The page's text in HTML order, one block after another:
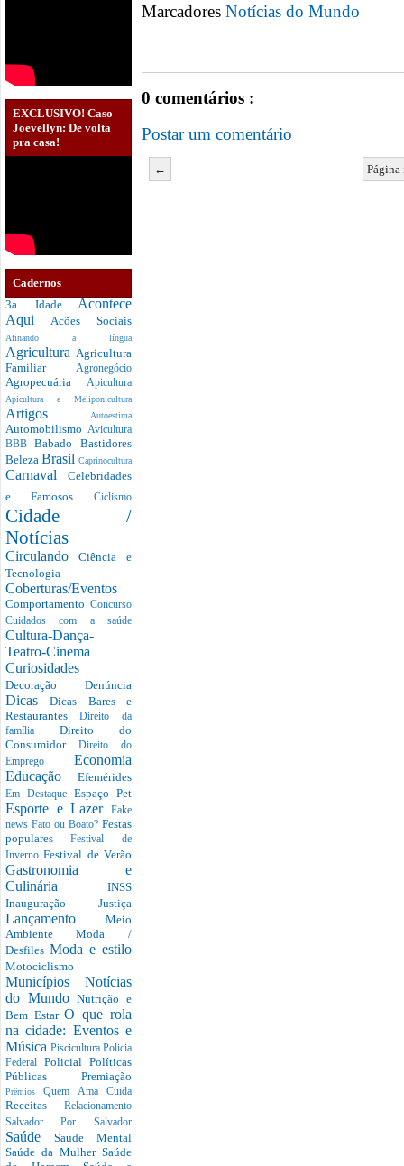
EXCLUSIVO! Caso
Joevellyn: De volta
pra casa!
Cadernos
3a. Idade Acontece
Aqui Acões Sociais
Afinando a língua
Agricultura Agricultura
Familiar Agronegócio
Agropecuária Apicultura
Apicultura e Meliponicultura
Artigos Autoestima
Automobilismo Avicultura
BBBBabado Bastidores
Beleza Brasil Caprinocultura
Carnaval Celebridades
e Famosos Ciclismo
Cidade /
Notícias
CirculandoCiência e
Tecnologia
Coberturas/Eventos
Comportamento Concurso
Cuidados com a saúde
Cultura-Dança-
Teatro-Cinema
Curiosidades
Decoração Denúncia
DicasDicas Bares e
RestaurantesDireito da
família Direito do
Consumidor Direito do
Emprego Economia
Educação Efemérides
Em Destaque Espaço Pet
Esporte e Lazer
Fake
news Fato ou Boato? Festas
popularesFestival de
InvernoFestival de Verão
Gastronomia e
Culinária INSS
Inauguração Justiça
Lançamento Meio
AmbienteModa /
Desfiles Moda e estilo
Motociclismo
Municípios Notícias
do MundoNutrição e
Bem EstarO que rola
na cidade: Eventos e
Música Piscicultura Policia
Federal Policial Políticas
Públicas Premiação
PrêmiosQuem Ama Cuida
Receitas Relacionamento
Salvador Por Salvador
Saúde Saúde Mental
Saúde da Mulher Saúde
Marcadores Notícias do Mundo
0 comentários :
Postar um comentário
←